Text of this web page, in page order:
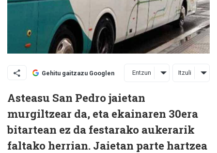
Gehitu gaitzazu Googlen Entzun Itzuli
Asteasu San Pedro jaietan
murgiltzear da, eta ekainaren 30era
bitartean ez da festarako aukerarik
faltako herrian. Jaietan parte hartzea